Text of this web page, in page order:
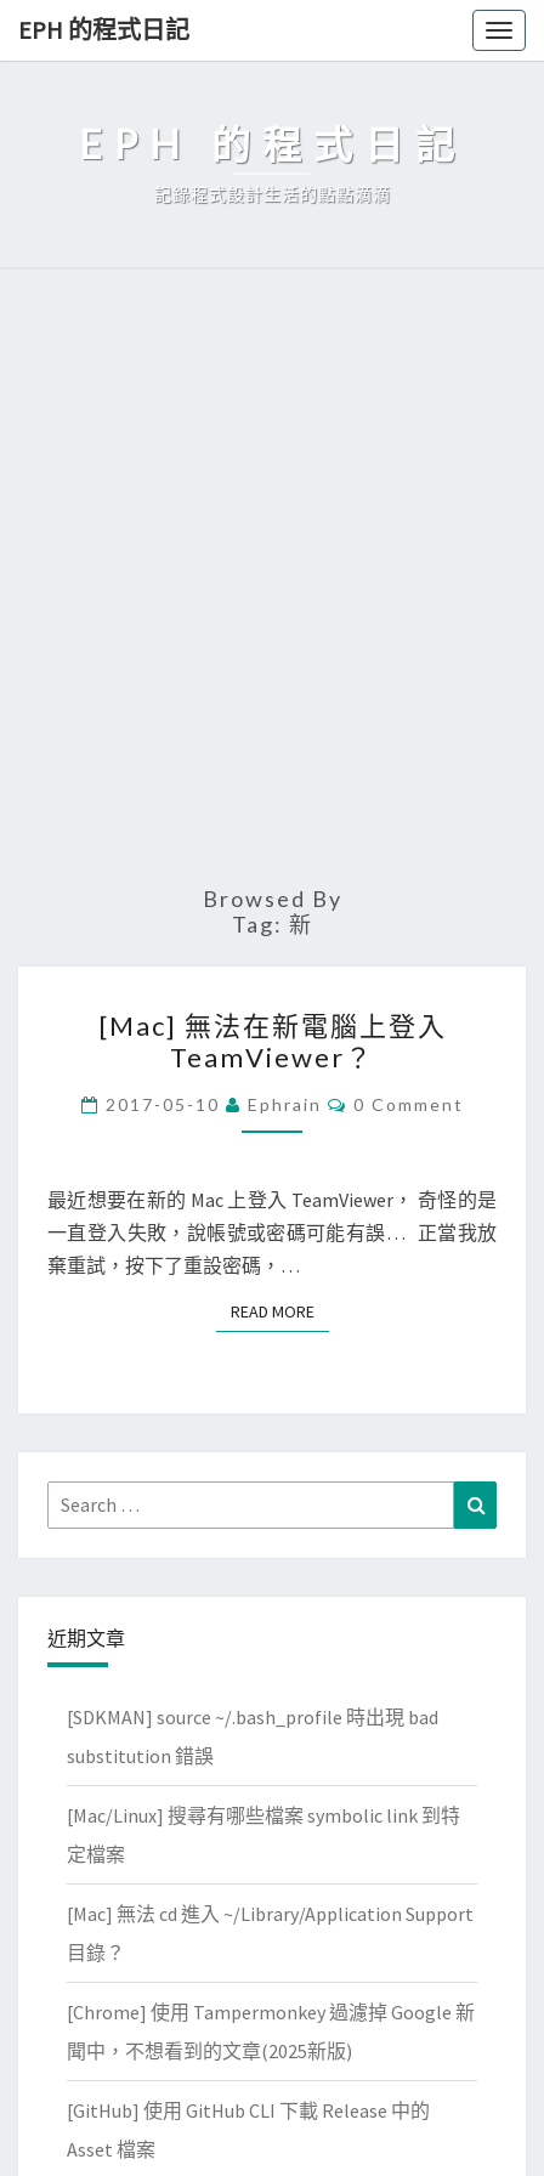
Skip
EPH 的程式日記
EPH 的程式日記
記錄程式設計生活的點點滴滴
Browsed By
Tag: 新
M
a
c
]
法
在
新
腦
a
m
V
e
？
[Mac] 無法在新電腦上登入
TeamViewer？
2017-05-10 Ephrain
C
N
S
0 Comment
最近想要在新的 Mac 上登入 TeamViewer， 奇怪的是
一直登入失敗，說帳號或密碼可能有誤… 正當我放
棄重試，按下了重設密碼，…
READ MOREREAD MORE
Search
for:
近期文章
[SDKMAN] source ~/.bash_profile 時出現 bad
substitution 錯誤
[Mac/Linux] 搜尋有哪些檔案 symbolic link 到特
定檔案
[Mac] 無法 cd 進入 ~/Library/Application Support
目錄？
[Chrome] 使用 Tampermonkey 過濾掉 Google 新
聞中，不想看到的文章(2025新版)
[GitHub] 使用 GitHub CLI 下載 Release 中的
Asset 檔案